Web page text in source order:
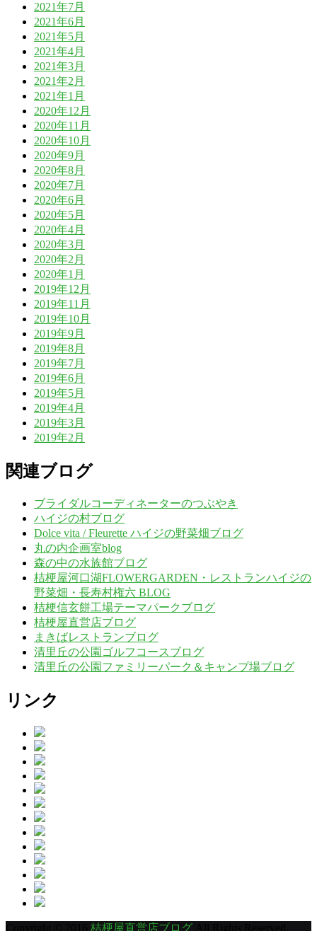
2021年7月
2021年6月
2021年5月
2021年4月
2021年3月
2021年2月
2021年1月
2020年12月
2020年11月
2020年10月
2020年9月
2020年8月
2020年7月
2020年6月
2020年5月
2020年4月
2020年3月
2020年2月
2020年1月
2019年12月
2019年11月
2019年10月
2019年9月
2019年8月
2019年7月
2019年6月
2019年5月
2019年4月
2019年3月
2019年2月
関連ブログ
ブライダルコーディネーターのつぶやき
ハイジの村ブログ
Dolce vita / Fleurette ハイジの野菜畑ブログ
丸の内企画室blog
森の中の水族館ブログ
桔梗屋河口湖FLOWERGARDEN・レストランハイジの
野菜畑・長寿村権六 BLOG
桔梗信玄餅工場テーマパークブログ
桔梗屋直営店ブログ
まきばレストランブログ
清里丘の公園ゴルフコースブログ
清里丘の公園ファミリーパーク＆キャンプ場ブログ
リンク
桔梗屋直営店ブログ